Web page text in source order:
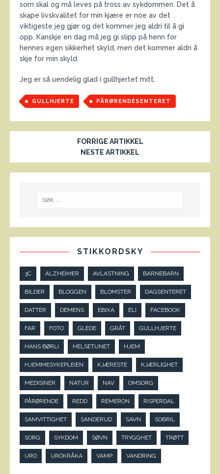
som skal og må leves på tross av sykdommen. Det å
skape livskvalitet for min kjære er noe av det
viktigeste jeg gjør og det kommer jeg aldri til å gi
opp. Kanskje en dag må jeg gi slipp på henn for
hennes egen sikkerhet skyld, men det kommer aldri å
skje for min skyld.
Jeg er så uendelig glad i gullhjertet mitt.
GULLHJERTE PÅRØRENDESENTERET
FORRIGE ARTIKKEL
NESTE ARTIKKEL
STIKKORDSKY
3C ALZHEIMER AVLASTNING BARNEBARN
BILDER BLOGGEN BLOMSTER DAGSENTERET
DATTER DEMENS EBIXA ELI FACEBOOK
FAR FOTO GLEDE GRÅT GULLHJERTE
HANS BØRLI HELSETUNET HJEM
HJEMMESYKEPLEIEN KJÆRESTE KJÆRLIGHET
MEDISINER NATUR NAV OMSORG
PÅRØRENDE REDD REMERON RISPERDAL
SAMVITTIGHET SANDERUD SAVN SOBRIL
SORG SYKDOM SØVN TRYGGHET TRØTT
URO UROKRÅKA VAMP VANDRING